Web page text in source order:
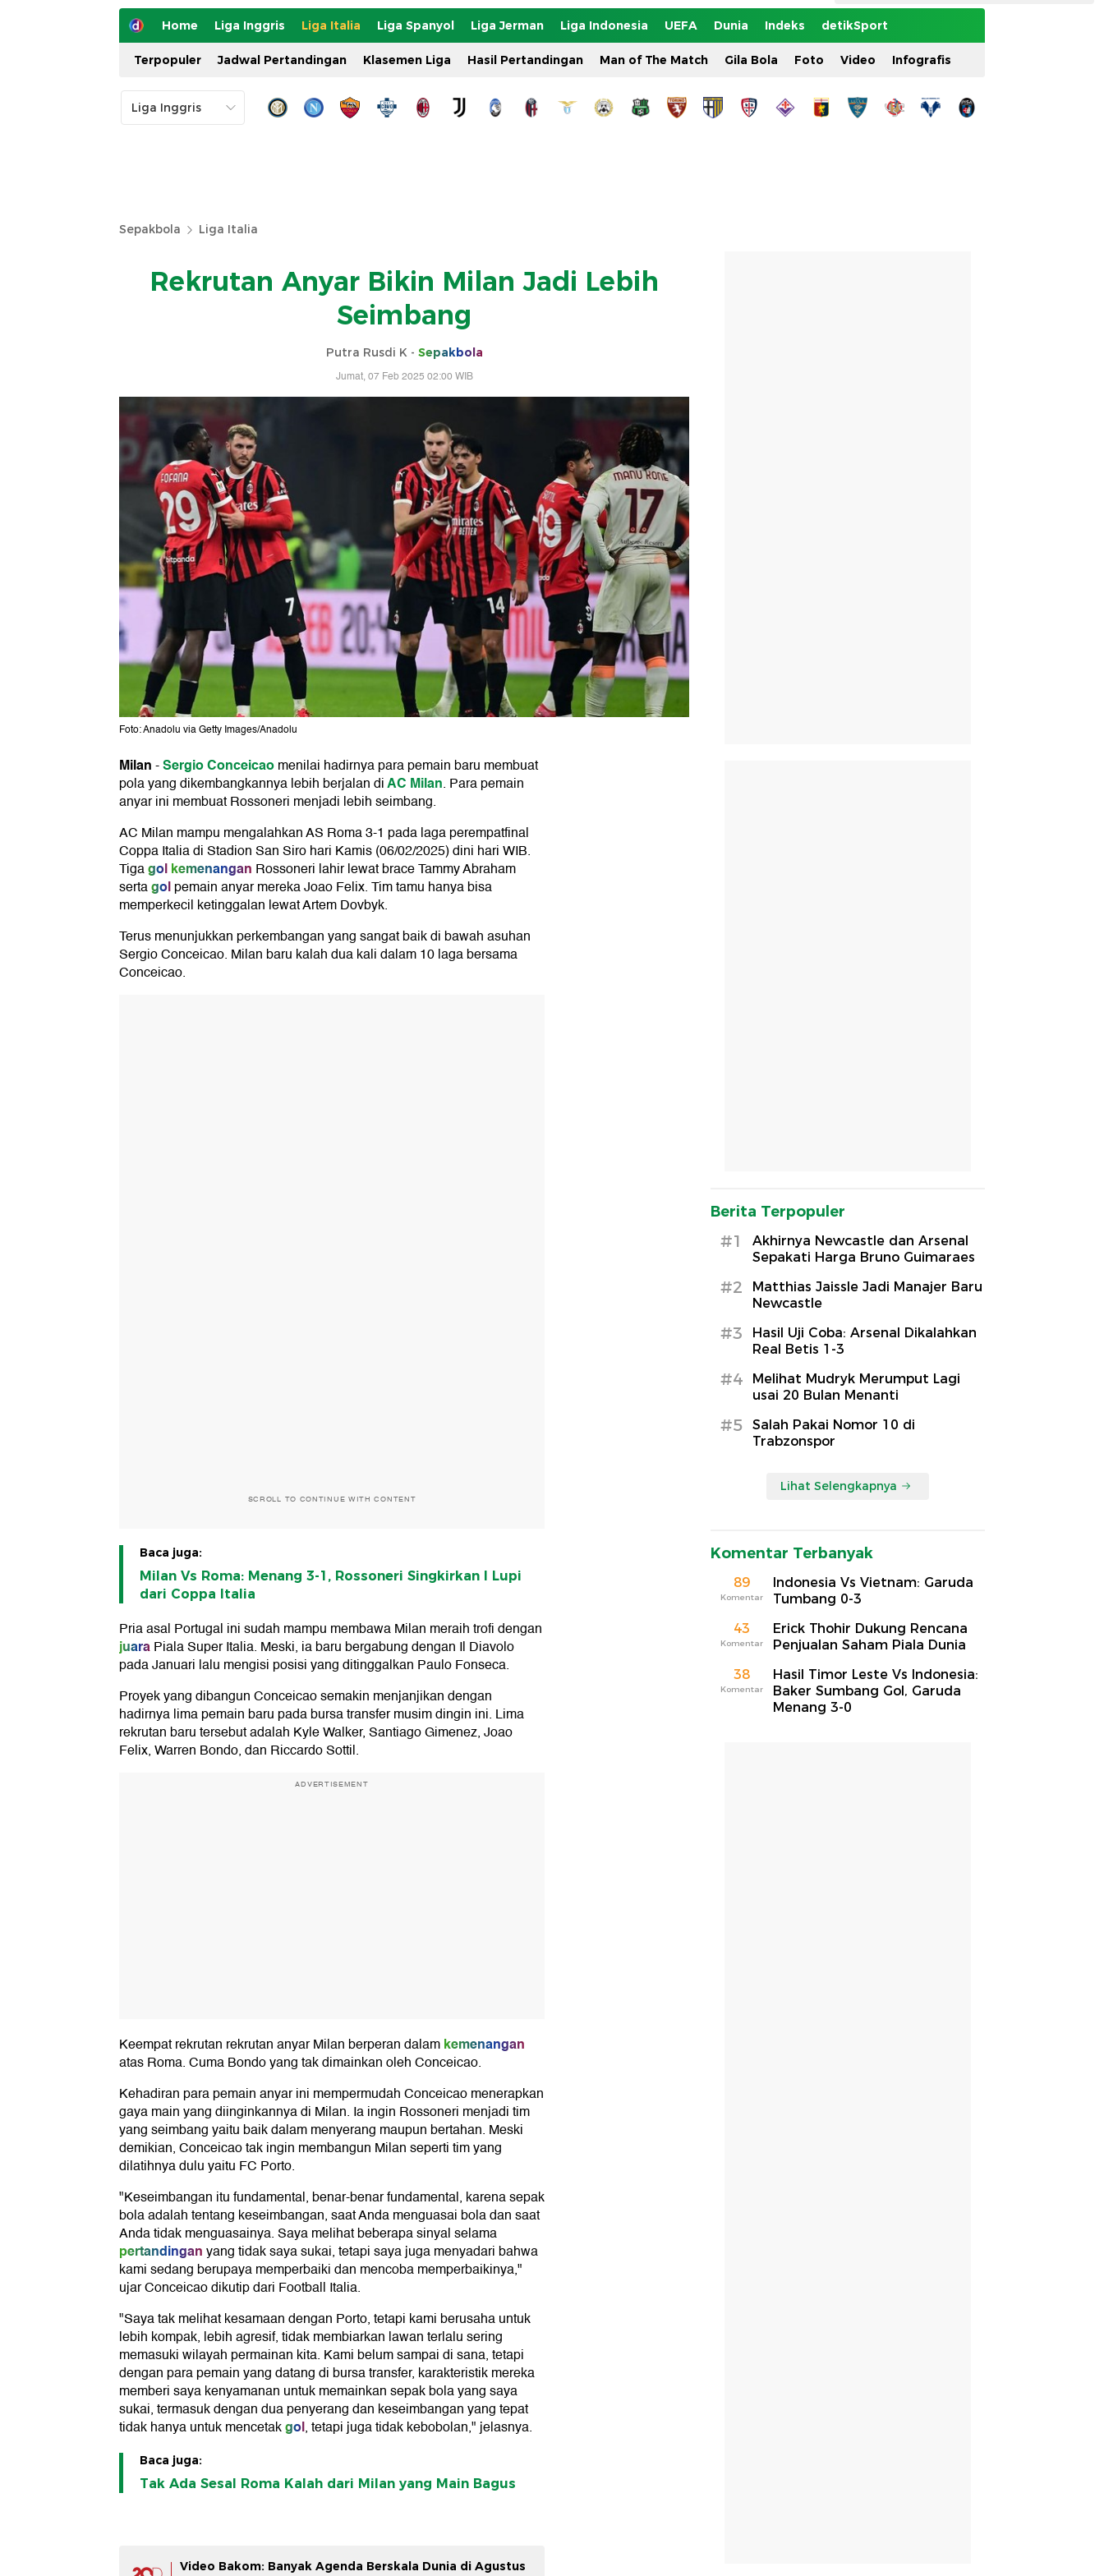
Home Liga Inggris Liga Italia Liga Spanyol Liga Jerman Liga Indonesia UEFA Dunia Indeks detikSport
Terpopuler Jadwal Pertandingan Klasemen Liga Hasil Pertandingan Man of The Match Gila Bola Foto Video Infografis
Sepakbola Liga Italia
Rekrutan Anyar Bikin Milan Jadi Lebih
Seimbang
Putra Rusdi K - Sepakbola
Jumat, 07 Feb 2025 02:00 WIB
Foto: Anadolu via Getty Images/Anadolu
Milan-Sergio Conceicaomenilai hadirnya para pemain baru membuat
pola yang dikembangkannya lebih berjalan diAC Milan. Para pemain
anyar ini membuat Rossoneri menjadi lebih seimbang.
AC Milan mampu mengalahkan AS Roma 3-1 pada laga perempatfinal
Coppa Italia di Stadion San Siro hari Kamis (06/02/2025) dini hari WIB.
Tigagolkemenangan Rossoneri lahir lewat brace Tammy Abraham
sertagolpemain anyar mereka Joao Felix. Tim tamu hanya bisa
memperkecil ketinggalan lewat Artem Dovbyk.
Terus menunjukkan perkembangan yang sangat baik di bawah asuhan
Sergio Conceicao. Milan baru kalah dua kali dalam 10 laga bersama
Conceicao.
SCROLL TO CONTINUE WITH CONTENT
Baca juga:
Milan Vs Roma: Menang 3-1, Rossoneri Singkirkan I Lupi
dari Coppa Italia
Pria asal Portugal ini sudah mampu membawa Milan meraih trofi dengan
juaraPiala Super Italia. Meski, ia baru bergabung dengan Il Diavolo
pada Januari lalu mengisi posisi yang ditinggalkan Paulo Fonseca.
Proyek yang dibangun Conceicao semakin menjanjikan dengan
hadirnya lima pemain baru pada bursa transfer musim dingin ini. Lima
rekrutan baru tersebut adalah Kyle Walker, Santiago Gimenez, Joao
Felix, Warren Bondo, dan Riccardo Sottil.
ADVERTISEMENT
Keempat rekrutan rekrutan anyar Milan berperan dalamkemenangan
atas Roma. Cuma Bondo yang tak dimainkan oleh Conceicao.
Kehadiran para pemain anyar ini mempermudah Conceicao menerapkan
gaya main yang diinginkannya di Milan. Ia ingin Rossoneri menjadi tim
yang seimbang yaitu baik dalam menyerang maupun bertahan. Meski
demikian, Conceicao tak ingin membangun Milan seperti tim yang
dilatihnya dulu yaitu FC Porto.
"Keseimbangan itu fundamental, benar-benar fundamental, karena sepak
bola adalah tentang keseimbangan, saat Anda menguasai bola dan saat
Anda tidak menguasainya. Saya melihat beberapa sinyal selama
pertandinganyang tidak saya sukai, tetapi saya juga menyadari bahwa
kami sedang berupaya memperbaiki dan mencoba memperbaikinya,"
ujar Conceicao dikutip dari Football Italia.
"Saya tak melihat kesamaan dengan Porto, tetapi kami berusaha untuk
lebih kompak, lebih agresif, tidak membiarkan lawan terlalu sering
memasuki wilayah permainan kita. Kami belum sampai di sana, tetapi
dengan para pemain yang datang di bursa transfer, karakteristik mereka
memberi saya kenyamanan untuk memainkan sepak bola yang saya
sukai, termasuk dengan dua penyerang dan keseimbangan yang tepat
tidak hanya untuk mencetakgol, tetapi juga tidak kebobolan," jelasnya.
Baca juga:
Tak Ada Sesal Roma Kalah dari Milan yang Main Bagus
Video Bakom: Banyak Agenda Berskala Dunia di Agustus
Berita Terpopuler
#1
Akhirnya Newcastle dan Arsenal
Sepakati Harga Bruno Guimaraes
#2
Matthias Jaissle Jadi Manajer Baru
Newcastle
#3
Hasil Uji Coba: Arsenal Dikalahkan
Real Betis 1-3
#4
Melihat Mudryk Merumput Lagi
usai 20 Bulan Menanti
#5
Salah Pakai Nomor 10 di
Trabzonspor
Lihat Selengkapnya
Komentar Terbanyak
89
Komentar
Indonesia Vs Vietnam: Garuda
Tumbang 0-3
43
Komentar
Erick Thohir Dukung Rencana
Penjualan Saham Piala Dunia
38
Komentar
Hasil Timor Leste Vs Indonesia:
Baker Sumbang Gol, Garuda
Menang 3-0